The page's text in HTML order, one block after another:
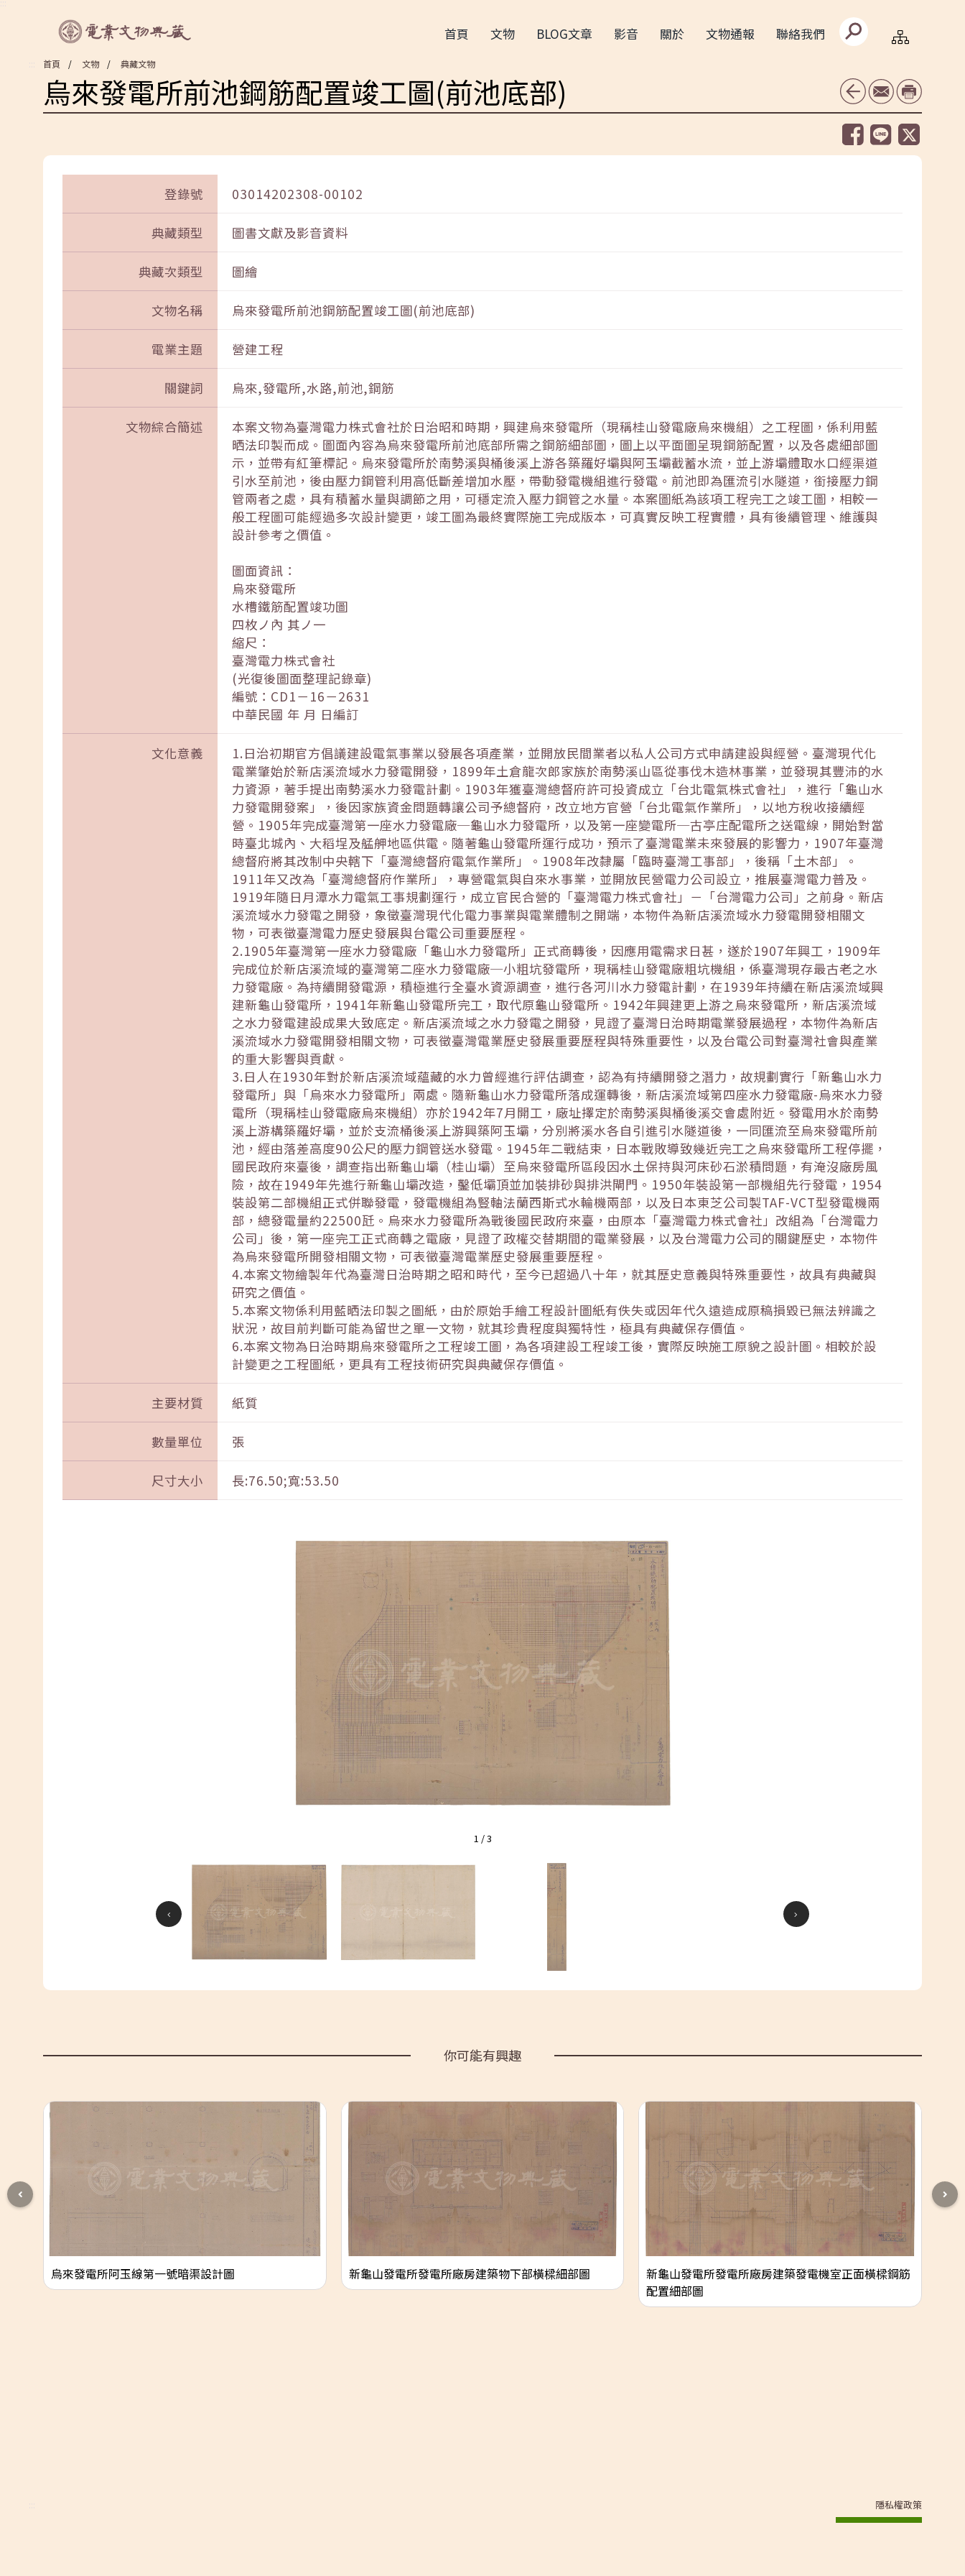
首頁 文物 BLOG文章 影音 關於 文物通報 聯絡我們
搜
尋
文
首頁 文物 典藏文物
烏來發電所前池鋼筋配置竣工圖(前池底部)
登錄號 03014202308-00102
典藏類型 圖書文獻及影音資料
典藏次類型 圖繪
文物名稱 烏來發電所前池鋼筋配置竣工圖(前池底部)
電業主題 營建工程
關鍵詞 烏來,發電所,水路,前池,鋼筋
文物綜合簡述
本案文物為臺灣電力株式會社於日治昭和時期，興建烏來發電所（現稱桂山發電廠烏來機組）之工程圖，係利用藍
晒法印製而成。圖面內容為烏來發電所前池底部所需之鋼筋細部圖，圖上以平面圖呈現鋼筋配置，以及各處細部圖
示，並帶有紅筆標記。烏來發電所於南勢溪與桶後溪上游各築羅好壩與阿玉壩截蓄水流，並上游壩體取水口經渠道
引水至前池，後由壓力鋼管利用高低斷差增加水壓，帶動發電機組進行發電。前池即為匯流引水隧道，銜接壓力鋼
管兩者之處，具有積蓄水量與調節之用，可穩定流入壓力鋼管之水量。本案圖紙為該項工程完工之竣工圖，相較一
般工程圖可能經過多次設計變更，竣工圖為最終實際施工完成版本，可真實反映工程實體，具有後續管理、維護與
設計參考之價值。
圖面資訊：
烏來發電所
水槽鐵筋配置竣功圖
四枚ノ內 其ノ一
縮尺：
臺灣電力株式會社
(光復後圖面整理記錄章)
編號：CD1－16－2631
中華民國 年 月 日編訂
文化意義
1.日治初期官方倡議建設電氣事業以發展各項產業，並開放民間業者以私人公司方式申請建設與經營。臺灣現代化
電業肇始於新店溪流域水力發電開發，1899年土倉龍次郎家族於南勢溪山區從事伐木造林事業，並發現其豐沛的水
力資源，著手提出南勢溪水力發電計劃。1903年獲臺灣總督府許可投資成立「台北電氣株式會社」，進行「龜山水
力發電開發案」，後因家族資金問題轉讓公司予總督府，改立地方官營「台北電氣作業所」，以地方稅收接續經
營。1905年完成臺灣第一座水力發電廠─龜山水力發電所，以及第一座變電所─古亭庄配電所之送電線，開始對當
時臺北城內、大稻埕及艋舺地區供電。隨著龜山發電所運行成功，預示了臺灣電業未來發展的影響力，1907年臺灣
總督府將其改制中央轄下「臺灣總督府電氣作業所」。1908年改隸屬「臨時臺灣工事部」，後稱「土木部」。
1911年又改為「臺灣總督府作業所」，專營電氣與自來水事業，並開放民營電力公司設立，推展臺灣電力普及。
1919年隨日月潭水力電氣工事規劃運行，成立官民合營的「臺灣電力株式會社」－「台灣電力公司」之前身。新店
溪流域水力發電之開發，象徵臺灣現代化電力事業與電業體制之開端，本物件為新店溪流域水力發電開發相關文
物，可表徵臺灣電力歷史發展與台電公司重要歷程。
2.1905年臺灣第一座水力發電廠「龜山水力發電所」正式商轉後，因應用電需求日甚，遂於1907年興工，1909年
完成位於新店溪流域的臺灣第二座水力發電廠─小粗坑發電所，現稱桂山發電廠粗坑機組，係臺灣現存最古老之水
力發電廠。為持續開發電源，積極進行全臺水資源調查，進行各河川水力發電計劃，在1939年持續在新店溪流域興
建新龜山發電所，1941年新龜山發電所完工，取代原龜山發電所。1942年興建更上游之烏來發電所，新店溪流域
之水力發電建設成果大致底定。新店溪流域之水力發電之開發，見證了臺灣日治時期電業發展過程，本物件為新店
溪流域水力發電開發相關文物，可表徵臺灣電業歷史發展重要歷程與特殊重要性，以及台電公司對臺灣社會與產業
的重大影響與貢獻。
3.日人在1930年對於新店溪流域蘊藏的水力曾經進行評估調查，認為有持續開發之潛力，故規劃實行「新龜山水力
發電所」與「烏來水力發電所」兩處。隨新龜山水力發電所落成運轉後，新店溪流域第四座水力發電廠-烏來水力發
電所（現稱桂山發電廠烏來機組）亦於1942年7月開工，廠址擇定於南勢溪與桶後溪交會處附近。發電用水於南勢
溪上游構築羅好壩，並於支流桶後溪上游興築阿玉壩，分別將溪水各自引進引水隧道後，一同匯流至烏來發電所前
池，經由落差高度90公尺的壓力鋼管送水發電。1945年二戰結束，日本戰敗導致幾近完工之烏來發電所工程停擺，
國民政府來臺後，調查指出新龜山壩（桂山壩）至烏來發電所區段因水土保持與河床砂石淤積問題，有淹沒廠房風
險，故在1949年先進行新龜山壩改造，鑿低壩頂並加裝排砂與排洪閘門。1950年裝設第一部機組先行發電，1954
裝設第二部機組正式併聯發電，發電機組為豎軸法蘭西斯式水輪機兩部，以及日本東芝公司製TAF-VCT型發電機兩
部，總發電量約22500瓩。烏來水力發電所為戰後國民政府來臺，由原本「臺灣電力株式會社」改組為「台灣電力
公司」後，第一座完工正式商轉之電廠，見證了政權交替期間的電業發展，以及台灣電力公司的關鍵歷史，本物件
為烏來發電所開發相關文物，可表徵臺灣電業歷史發展重要歷程。
4.本案文物繪製年代為臺灣日治時期之昭和時代，至今已超過八十年，就其歷史意義與特殊重要性，故具有典藏與
研究之價值。
5.本案文物係利用藍晒法印製之圖紙，由於原始手繪工程設計圖紙有佚失或因年代久遠造成原稿損毀已無法辨識之
狀況，故目前判斷可能為留世之單一文物，就其珍貴程度與獨特性，極具有典藏保存價值。
6.本案文物為日治時期烏來發電所之工程竣工圖，為各項建設工程竣工後，實際反映施工原貌之設計圖。相較於設
計變更之工程圖紙，更具有工程技術研究與典藏保存價值。
主要材質 紙質
數量單位 張
尺寸大小 長:76.50;寬:53.50
1 /3
你可能有興趣
烏來發電所阿玉線第一號暗渠設計圖 新龜山發電所發電所廠房建築物下部橫樑細部圖
新龜山發電所發電所廠房建築發電機室正面橫樑鋼筋
配置細部圖
隱私權政策